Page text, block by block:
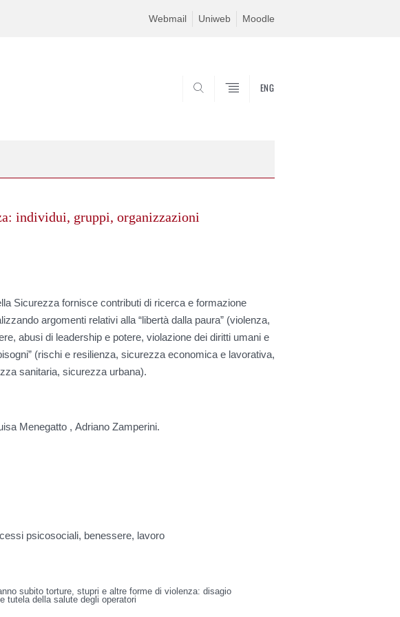
Webmail Uniweb Moodle
ENG
individui, gruppi, organizzazioni
Sicurezza fornisce contributi di ricerca e formazione
argomenti relativi alla “libertà dalla paura” (violenza,
abusi di leadership e potere, violazione dei diritti umani e
(rischi e resilienza, sicurezza economica e lavorativa,
sanitaria, sicurezza urbana).
Menegatto , Adriano Zamperini.
psicosociali, benessere, lavoro
subito torture, stupri e altre forme di violenza: disagio
tutela della salute degli operatori